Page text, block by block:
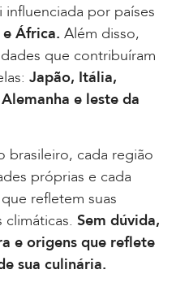
por países
África. Além disso,
que contribuíram
Japão, Itália,
e leste da
brasileiro, cada região
próprias e cada
refletem suas
Sem dúvida,
e origens que reflete
sua culinária.